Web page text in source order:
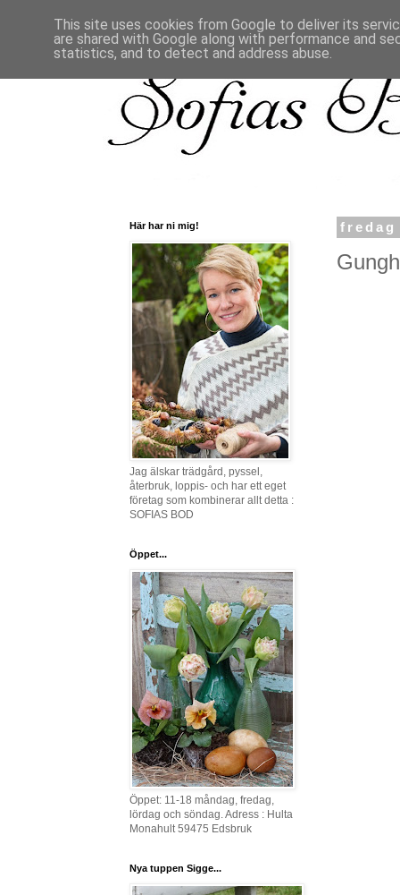
fredag
Här har ni mig!
Jag älskar trädgård, pyssel,
återbruk, loppis- och har ett eget
företag som kombinerar allt detta :
SOFIAS BOD
Öppet...
Öppet: 11-18 måndag, fredag,
lördag och söndag. Adress : Hulta
Monahult 59475 Edsbruk
Nya tuppen Sigge...
This site uses cookies from Google to deliver its
are shared with Google along with performance and
statistics, and to detect and address abuse.